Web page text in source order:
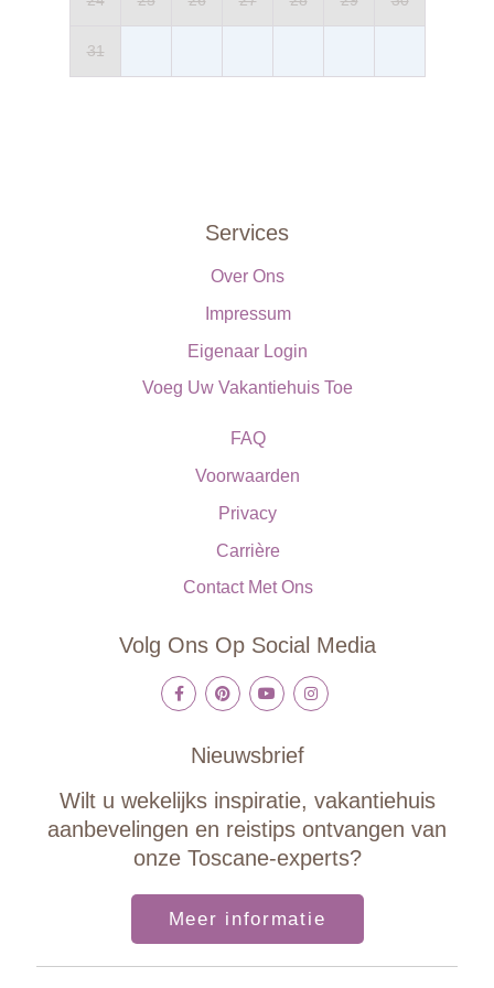
Reiniging: chloor
Afstand van het vakantiehuis: 35 m
Verwarming: op aanvraag, vooraf
31
Services
Over Ons
Impressum
Eigenaar Login
Voeg Uw Vakantiehuis Toe
FAQ
Voorwaarden
Privacy
Carrière
Contact Met Ons
Volg Ons Op Social Media
Nieuwsbrief
Wilt u wekelijks inspiratie, vakantiehuis
aanbevelingen en reistips ontvangen van
onze Toscane-experts?
Meer informatie